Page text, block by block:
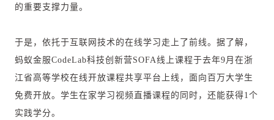
的重要支撑力量。
于是，依托于互联网技术的在线学习走上了前线。据了解，
蚂蚁金服CodeLab科技创新营SOFA线上课程于去年9月在浙
江省高等学校在线开放课程共享平台上线，面向百万大学生
免费开放。学生在家学习视频直播课程的同时，还能获得1个
实践学分。